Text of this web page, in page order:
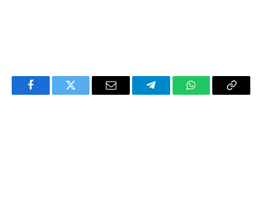
FacebookTwitter Email TelegramWhatsAppCopy